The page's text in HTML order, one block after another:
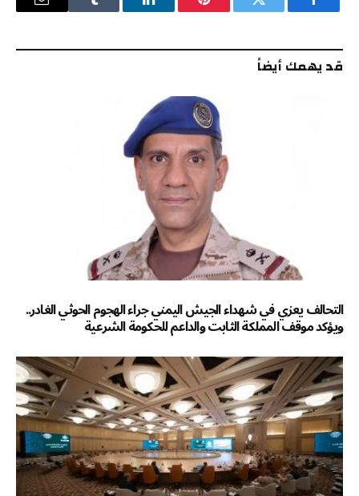
فيسبوك تويتر بينتيريستلينكدإن Tumblr
البريد
قد يهمك أيضاً
التحالف يعزي في شهداء الجيش اليمني جراء الهجوم الحوثي الغادر..
ويؤكد موقف المملكة الثابت والداعم للحكومة الشرعية